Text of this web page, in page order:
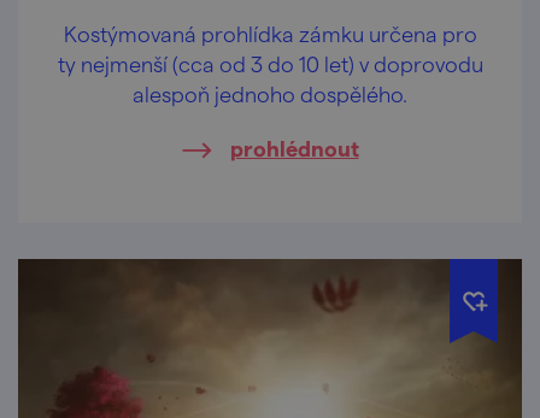
Kostýmovaná prohlídka zámku určena pro
ty nejmenší (cca od 3 do 10 let) v doprovodu
alespoň jednoho dospělého.
prohlédnout